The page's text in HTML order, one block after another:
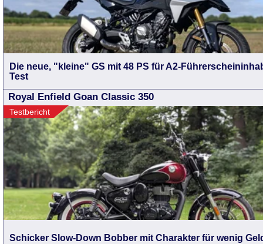
Die neue, "kleine" GS mit 48 PS für A2-
Test
Royal Enfield Goan Classic 350
Testbericht
Schicker Slow-Down Bobber mit Charakter für wenig